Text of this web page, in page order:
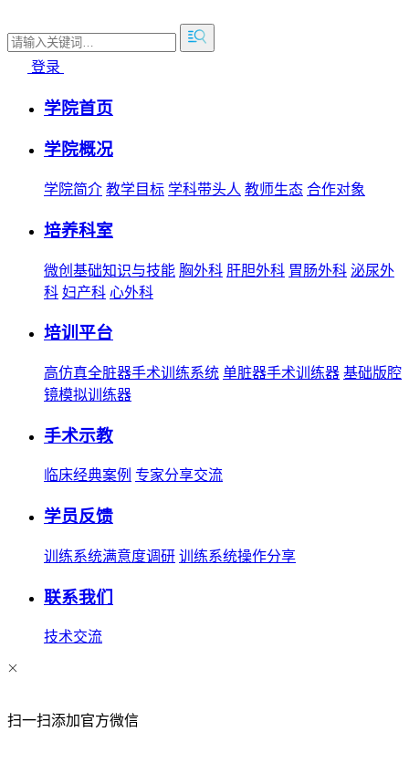
登录
学院首页
学院概况
学院简介 教学目标 学科带头人 教师生态 合作对象
培养科室
微创基础知识与技能 胸外科 肝胆外科 胃肠外科 泌尿外
科 妇产科 心外科
培训平台
高仿真全脏器手术训练系统 单脏器手术训练器 基础版腔
镜模拟训练器
手术示教
临床经典案例 专家分享交流
学员反馈
训练系统满意度调研 训练系统操作分享
联系我们
技术交流
扫一扫添加官方微信